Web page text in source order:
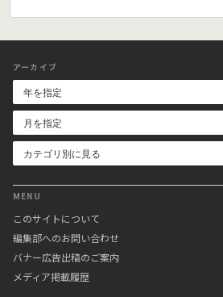
アーカイブ
MENU
このサイトについて
編集部へのお問い合わせ
バナー広告出稿のご案内
メディア掲載履歴